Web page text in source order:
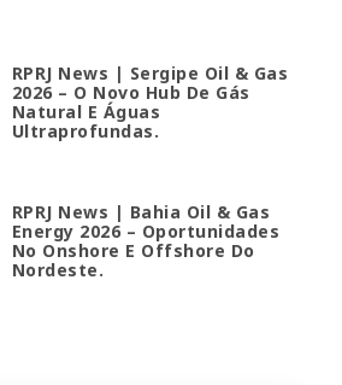
RPRJ News | Sergipe Oil & Gas
2026 – O Novo Hub De Gás
Natural E Águas
Ultraprofundas.
RPRJ News | Bahia Oil & Gas
Energy 2026 – Oportunidades
No Onshore E Offshore Do
Nordeste.